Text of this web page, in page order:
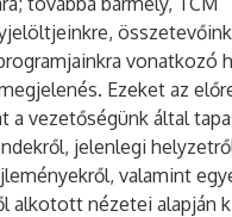
vonatkozó
Ezeket az
a vezetőségünk által
jelenlegi
valamint
alkotott nézetei alapján